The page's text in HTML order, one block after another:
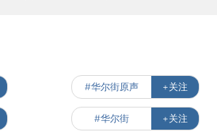
#华尔街原声 +关注
#华尔街 +关注